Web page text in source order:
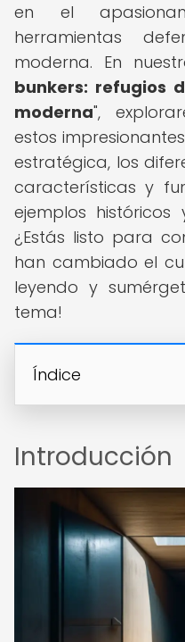
en el
herramientas
moderna. En
bunkers: refugios
moderna",
estos
estratégica, los
características y
ejemplos históricos
¿Estás listo para
han cambiado el
leyendo y
tema!
Índice
Introducción